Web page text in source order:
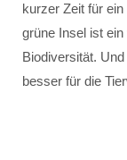
kurzer Zeit für
grüne Insel ist
Biodiversität.
besser für die